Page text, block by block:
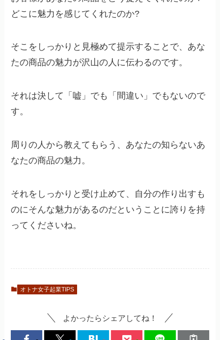
どこに魅力を感じてくれたのか?
そこをしっかりと見極めて提示することで、あな
たの商品の魅力が沢山の人に伝わるのです。
それは決して「嘘」でも「間違い」でもないので
す。
周りの人から教えてもらう、あなたの知らないあ
なたの商品の魅力。
それをしっかりと受け止めて、自分の作り出すも
のにそんな魅力があるのだということに誇りを持
ってくださいね。
オトナ女子起業TIPS
よかったらシェアしてね！